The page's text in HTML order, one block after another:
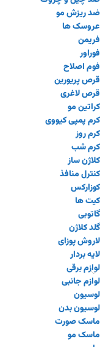
ضد ریزش مو
عروسک ها
فریمن
فوراور
فوم اصلاح
قرص پریورین
قرص لاغری
کراتین مو
کرم پمپی کیووی
کرم روز
کرم شب
کلاژن ساز
کنترل منافذ
کوزارکس
کیت ها
گاتوبی
گلد کلاژن
لاروش پوزای
لایه بردار
لوازم برقی
لوازم جانبی
لوسیون
لوسیون بدن
ماسک صورت
ماسک مو